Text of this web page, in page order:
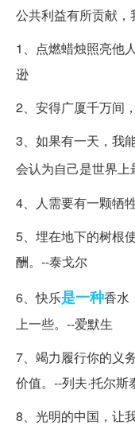
公共利益有所贡献，
1、点燃蜡烛照亮他
逊
2、安得广厦千万间
3、如果有一天，我
会认为自己是世界上
4、人需要有一颗牺
5、埋在地下的树根
酬。--泰戈尔
6、快乐是一种香水
上一些。--爱默生
7、竭力履行你的义
价值。--列夫·托尔斯
8、光明的中国，让